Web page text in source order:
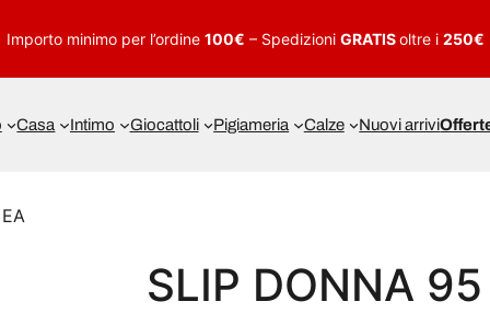
Importo minimo per l’ordine 100€ – Spedizioni GRATISoltre i 250€
Casa Intimo Giocattoli Pigiameria Calze Nuovi arrivi
SLIP DONNA